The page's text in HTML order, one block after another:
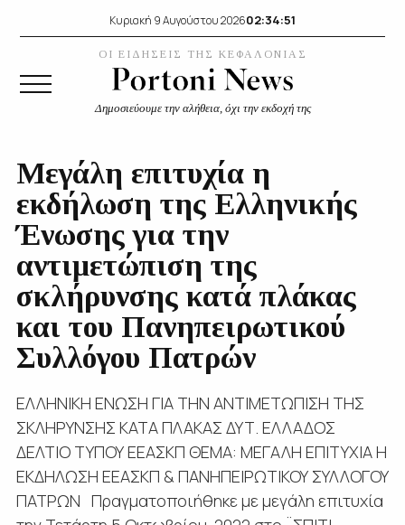
Κυριακή 9 Αυγούστου 202602:34:52
ΟΙ ΕΙΔΗΣΕΙΣ ΤΗΣ ΚΕΦΑΛΟΝΙΑΣ
Δημοσιεύουμε την αλήθεια, όχι την εκδοχή της
Μεγάλη επιτυχία η
εκδήλωση της Ελληνικής
Ένωσης για την
αντιμετώπιση της
σκλήρυνσης κατά πλάκας
και του Πανηπειρωτικού
Συλλόγου Πατρών
ΕΛΛΗΝΙΚΗ ΕΝΩΣΗ ΓΙΑ ΤΗΝ ΑΝΤΙΜΕΤΩΠΙΣΗ ΤΗΣ
ΣΚΛΗΡΥΝΣΗΣ ΚΑΤΑ ΠΛΑΚΑΣ ΔΥΤ. ΕΛΛΑΔΟΣ
ΔΕΛΤΙΟ ΤΥΠΟΥ ΕΕΑΣΚΠ ΘΕΜΑ: ΜΕΓΑΛΗ ΕΠΙΤΥΧΙΑ Η
ΕΚΔΗΛΩΣΗ ΕΕΑΣΚΠ & ΠΑΝΗΠΕΙΡΩΤΙΚΟΥ ΣΥΛΛΟΓΟΥ
ΠΑΤΡΩΝ Πραγματοποιήθηκε με μεγάλη επιτυχία